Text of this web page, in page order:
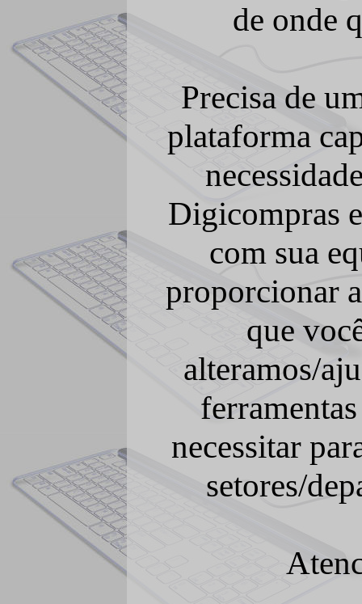
de onde
Precisa de
plataforma
Digicompras
com sua
proporcionar
que
alteramos/
necessitar
setores/